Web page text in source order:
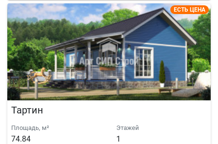
ЕСТЬ ЦЕНА
Тартин
Площадь, м²
74.84
Этажей
1